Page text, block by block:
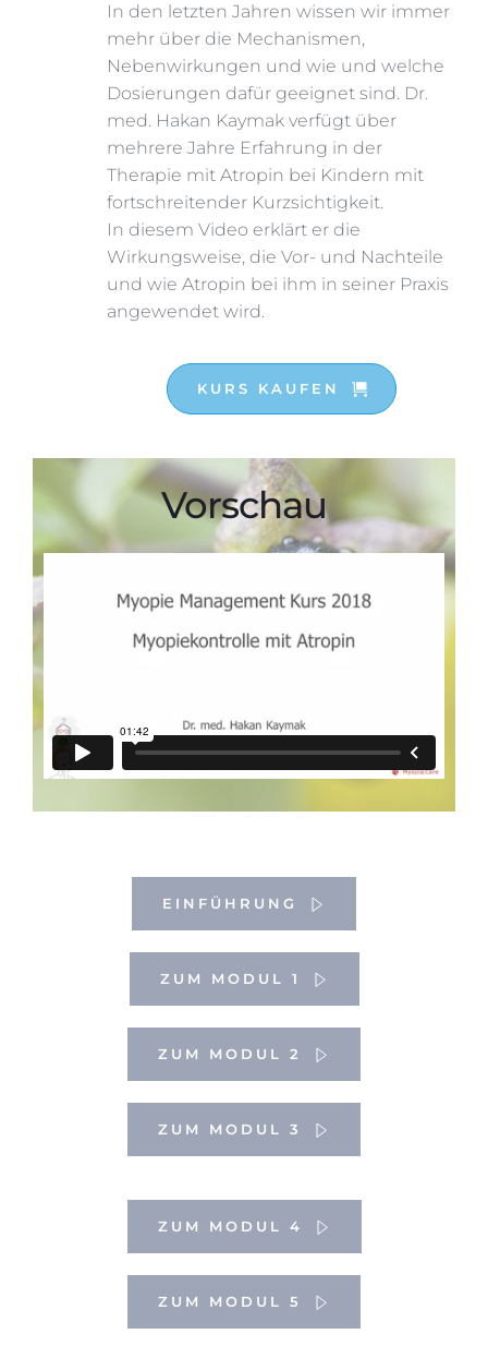
In den letzten Jahren wissen wir immer
mehr über die Mechanismen,
Nebenwirkungen und wie und welche
Dosierungen dafür geeignet sind. Dr.
med. Hakan Kaymak verfügt über
mehrere Jahre Erfahrung in der
Therapie mit Atropin bei Kindern mit
fortschreitender Kurzsichtigkeit.
In diesem Video erklärt er die
Wirkungsweise, die Vor- und Nachteile
und wie Atropin bei ihm in seiner Praxis
angewendet wird.
KURS KAUFEN
Vorschau
EINFÜHRUNG
ZUM MODUL 1
ZUM MODUL 2
ZUM MODUL 3
ZUM MODUL 4
ZUM MODUL 5